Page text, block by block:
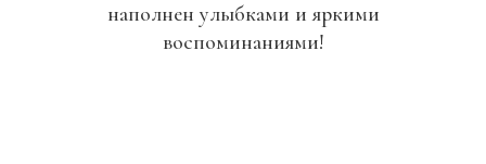
наполнен улыбками и яркими
воспоминаниями!